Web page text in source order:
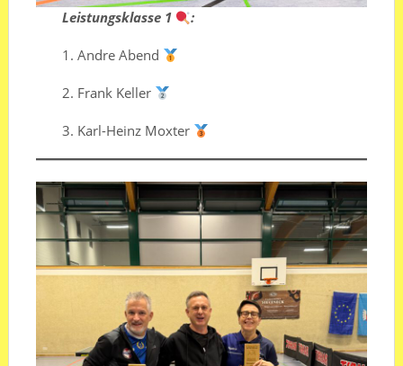
Leistungsklasse 1 :
1.⁠ ⁠Andre Abend
2.⁠ ⁠⁠Frank Keller
3.⁠ ⁠⁠Karl-Heinz Moxter